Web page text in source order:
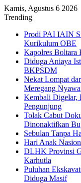
Kamis, Agustus 6 2026
Trending
Prodi PAI IAIN
Kurikulum OBE
Kapolres Boltara
Diduga Aniaya
BKPSDM
Nekat Lompat
Meregang Nyawa
Kembali Digelar,
Pengunjung
Tolak Cabut
Dinonaktifkan
Sebulan Tanpa
Hari Anak
DLHK Provinsi
Karhutla
Puluhan
Diduga Masif